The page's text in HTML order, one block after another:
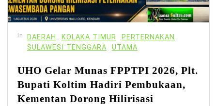
In DAERAH KOLAKA TIMUR
PERTERNAKAN
SULAWESI TENGGARA
UTAMA
UHO Gelar Munas FPPTPI 2026, Plt.
Bupati Koltim Hadiri Pembukaan,
Kementan Dorong Hilirisasi